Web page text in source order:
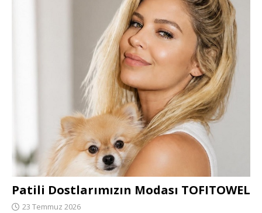
Patili Dostlarımızın Modası TOFITOWEL
23 Temmuz 2026